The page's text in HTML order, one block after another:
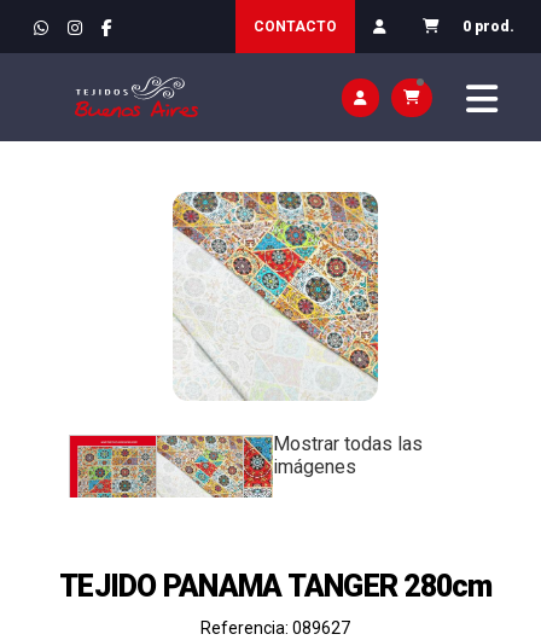
CONTACTO 0 prod.
Mostrar todas las
imágenes
TEJIDO PANAMA TANGER 280cm
Referencia: 089627